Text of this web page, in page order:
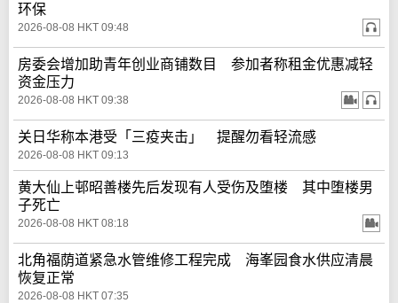
环保
2026-08-08 HKT 09:48
房委会增加助青年创业商铺数目 参加者称租金优惠减轻
资金压力
2026-08-08 HKT 09:38
关日华称本港受「三疫夹击」 提醒勿看轻流感
2026-08-08 HKT 09:13
黄大仙上邨昭善楼先后发现有人受伤及堕楼 其中堕楼男
子死亡
2026-08-08 HKT 08:18
北角福荫道紧急水管维修工程完成 海峯园食水供应清晨
恢复正常
2026-08-08 HKT 07:35